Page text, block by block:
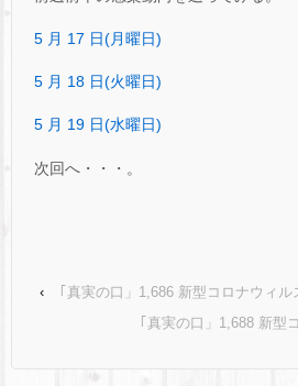
5 月 17 日(月曜日)
5 月 18 日(火曜日)
5 月 19 日(水曜日)
次回へ・・・。
‹
｢真実の口」1,686 新型コロナウィル
｢真実の口」1,688 新型